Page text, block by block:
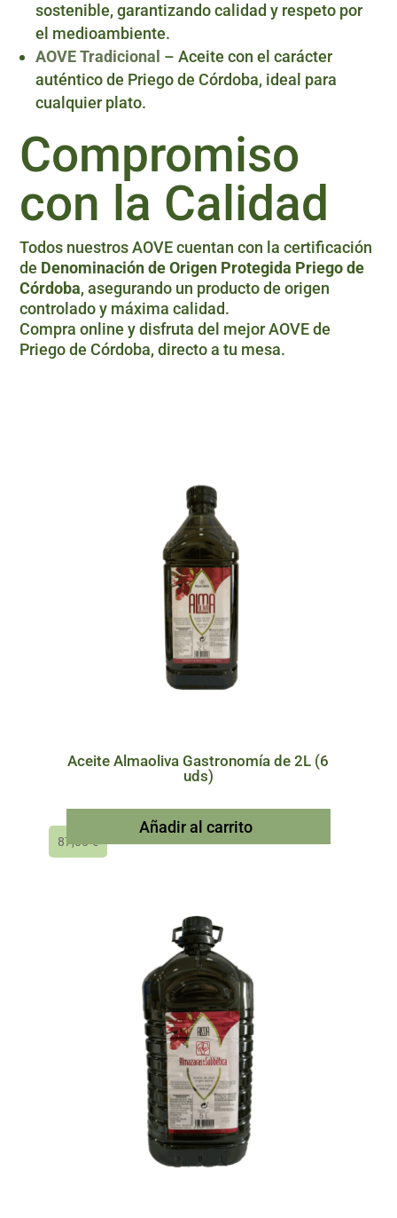
sostenible, garantizando calidad y respeto por
el medioambiente.
AOVE Tradicional – Aceite con el carácter
auténtico de Priego de Córdoba, ideal para
cualquier plato.
Compromiso
con la Calidad
Todos nuestros AOVE cuentan con la certificación
de Denominación de Origen Protegida Priego de
Córdoba, asegurando un producto de origen
controlado y máxima calidad.
Compra online y disfruta del mejor AOVE de
Priego de Córdoba, directo a tu mesa.
Aceite Almaoliva Gastronomía de 2L (6
uds)
87,00€
Añadir al carrito